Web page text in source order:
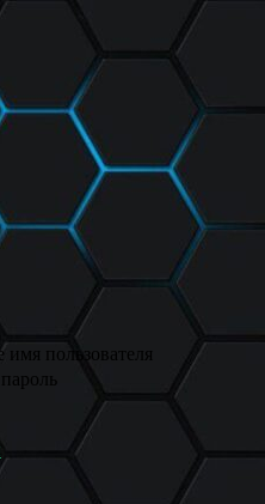
имя пользователя